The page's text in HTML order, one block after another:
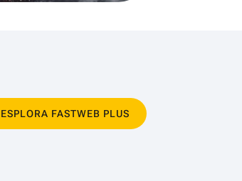
ESPLORA FASTWEB PLUS